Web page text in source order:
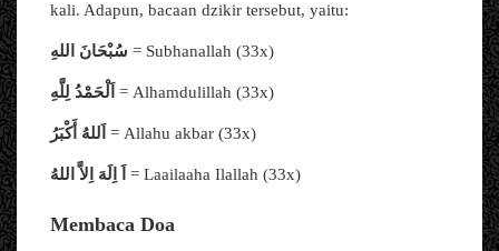
kali. Adapun, bacaan dzikir tersebut, yaitu:
سُبْحَانَ اللهِ = Subhanallah (33x)
اَلْحَمْدُ لِلَّهِ = Alhamdulillah (33x)
اَللهُ أَكْبَرُ = Allahu akbar (33x)
اَ اِلَهَ اِلاَّ اللهُ = Laailaaha Ilallah (33x)
Membaca Doa